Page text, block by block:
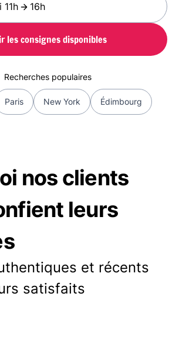
11h 16h
les consignes disponibles
Recherches populaires
Paris New York Édimbourg
nos clients
leurs
et récents
satisfaits